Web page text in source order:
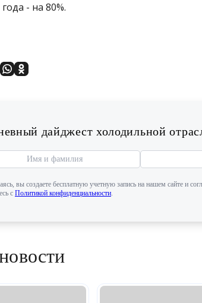
- на 80%.
дайджест холодильной
вы создаете бесплатную учетную запись на нашем сайте и
с Политикой конфиденциальности.